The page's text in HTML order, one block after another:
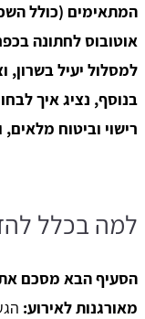
המתאימים (כולל
אוטובוס לחתונה
למסלול יעיל בשרון,
בנוסף, נציג איך
רישוי וביטוח
למה בכלל
הסעיף הבא מסכם את
מאורגנות לאירוע: